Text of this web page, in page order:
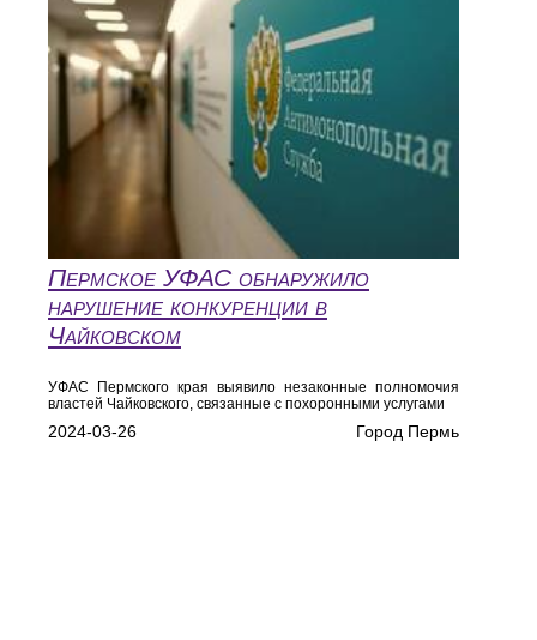
Пермское УФАС обнаружило
нарушение конкуренции в
Чайковском
УФАС Пермского края выявило незаконные полномочия
властей Чайковского, связанные с похоронными услугами
2024-03-26 Город Пермь